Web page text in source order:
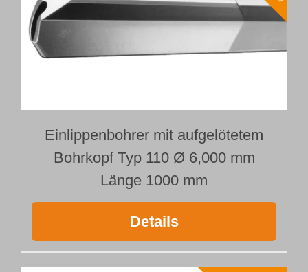
Einlippenbohrer mit aufgelötetem
Bohrkopf Typ 110 Ø 6,000 mm
Länge 1000 mm
Details